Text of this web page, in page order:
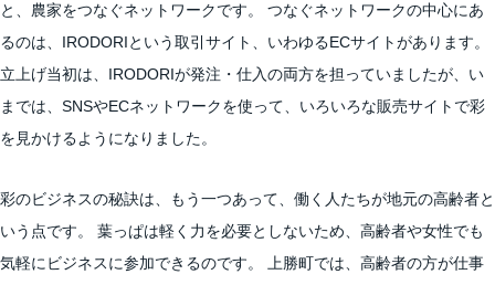
と、農家をつなぐネットワークです。 つなぐネットワークの中心にあ
るのは、IRODORIという取引サイト、いわゆるECサイトがあります。
立上げ当初は、IRODORIが発注・仕入の両方を担っていましたが、い
までは、SNSやECネットワークを使って、いろいろな販売サイトで彩
を見かけるようになりました。
彩のビジネスの秘訣は、もう一つあって、働く人たちが地元の高齢者と
いう点です。 葉っぱは軽く力を必要としないため、高齢者や女性でも
気軽にビジネスに参加できるのです。 上勝町では、高齢者の方が仕事